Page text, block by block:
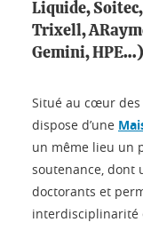
Liquide, Soitec,
Trixell,
Gemini,
Situé au cœur des
dispose d’une
un même lieu un
soutenance, dont
doctorants et
interdisciplinarité